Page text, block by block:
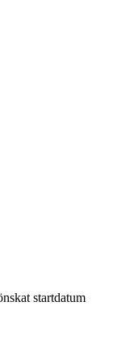
startdatum